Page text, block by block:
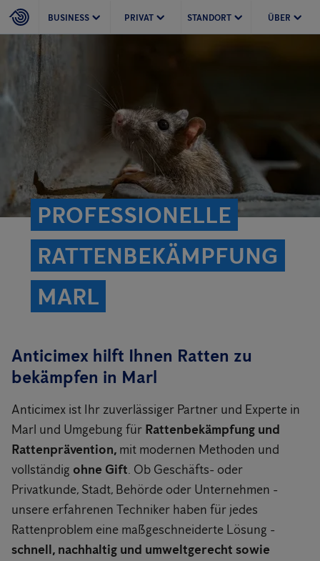
BUSINESS PRIVAT STANDORT ÜBER
PROFESSIONELLE
RATTEN­BEKÄMPFUNG
MARL
Anticimex hilft Ihnen Ratten zu
bekämpfen in Marl
Anticimex ist Ihr zuverlässiger Partner und Experte in
Marl und Umgebung für Rattenbekämpfung und
Rattenprävention, mit modernen Methoden und
vollständig ohne Gift. Ob Geschäfts- oder
Privatkunde, Stadt, Behörde oder Unternehmen -
unsere erfahrenen Techniker haben für jedes
Rattenproblem eine maßgeschneiderte Lösung -
schnell, nachhaltig und umweltgerecht sowie